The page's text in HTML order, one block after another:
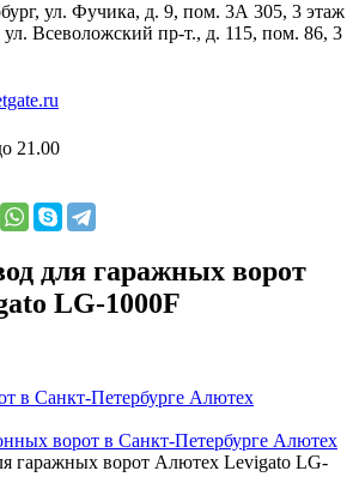
ул. Фучика, д. 9, пом. 3А 305, 3 этаж
ул. Всеволожский пр-т., д. 115, пом. 86, 3
21.00
для гаражных ворот
LG-1000F
в Санкт-Петербурге Алютех
ворот в Санкт-Петербурге Алютех
гаражных ворот Алютех Levigato LG-